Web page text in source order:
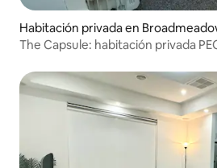
Habitación privada en
The Capsule: habitación privada